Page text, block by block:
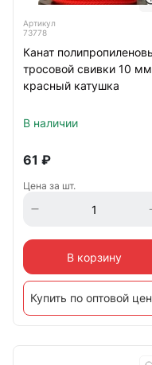
Артикул
73778
Канат
тросовой свивки 10 мм
красный катушка
В наличии
61 ₽
Цена за шт.
В корзину
Купить по оптовой